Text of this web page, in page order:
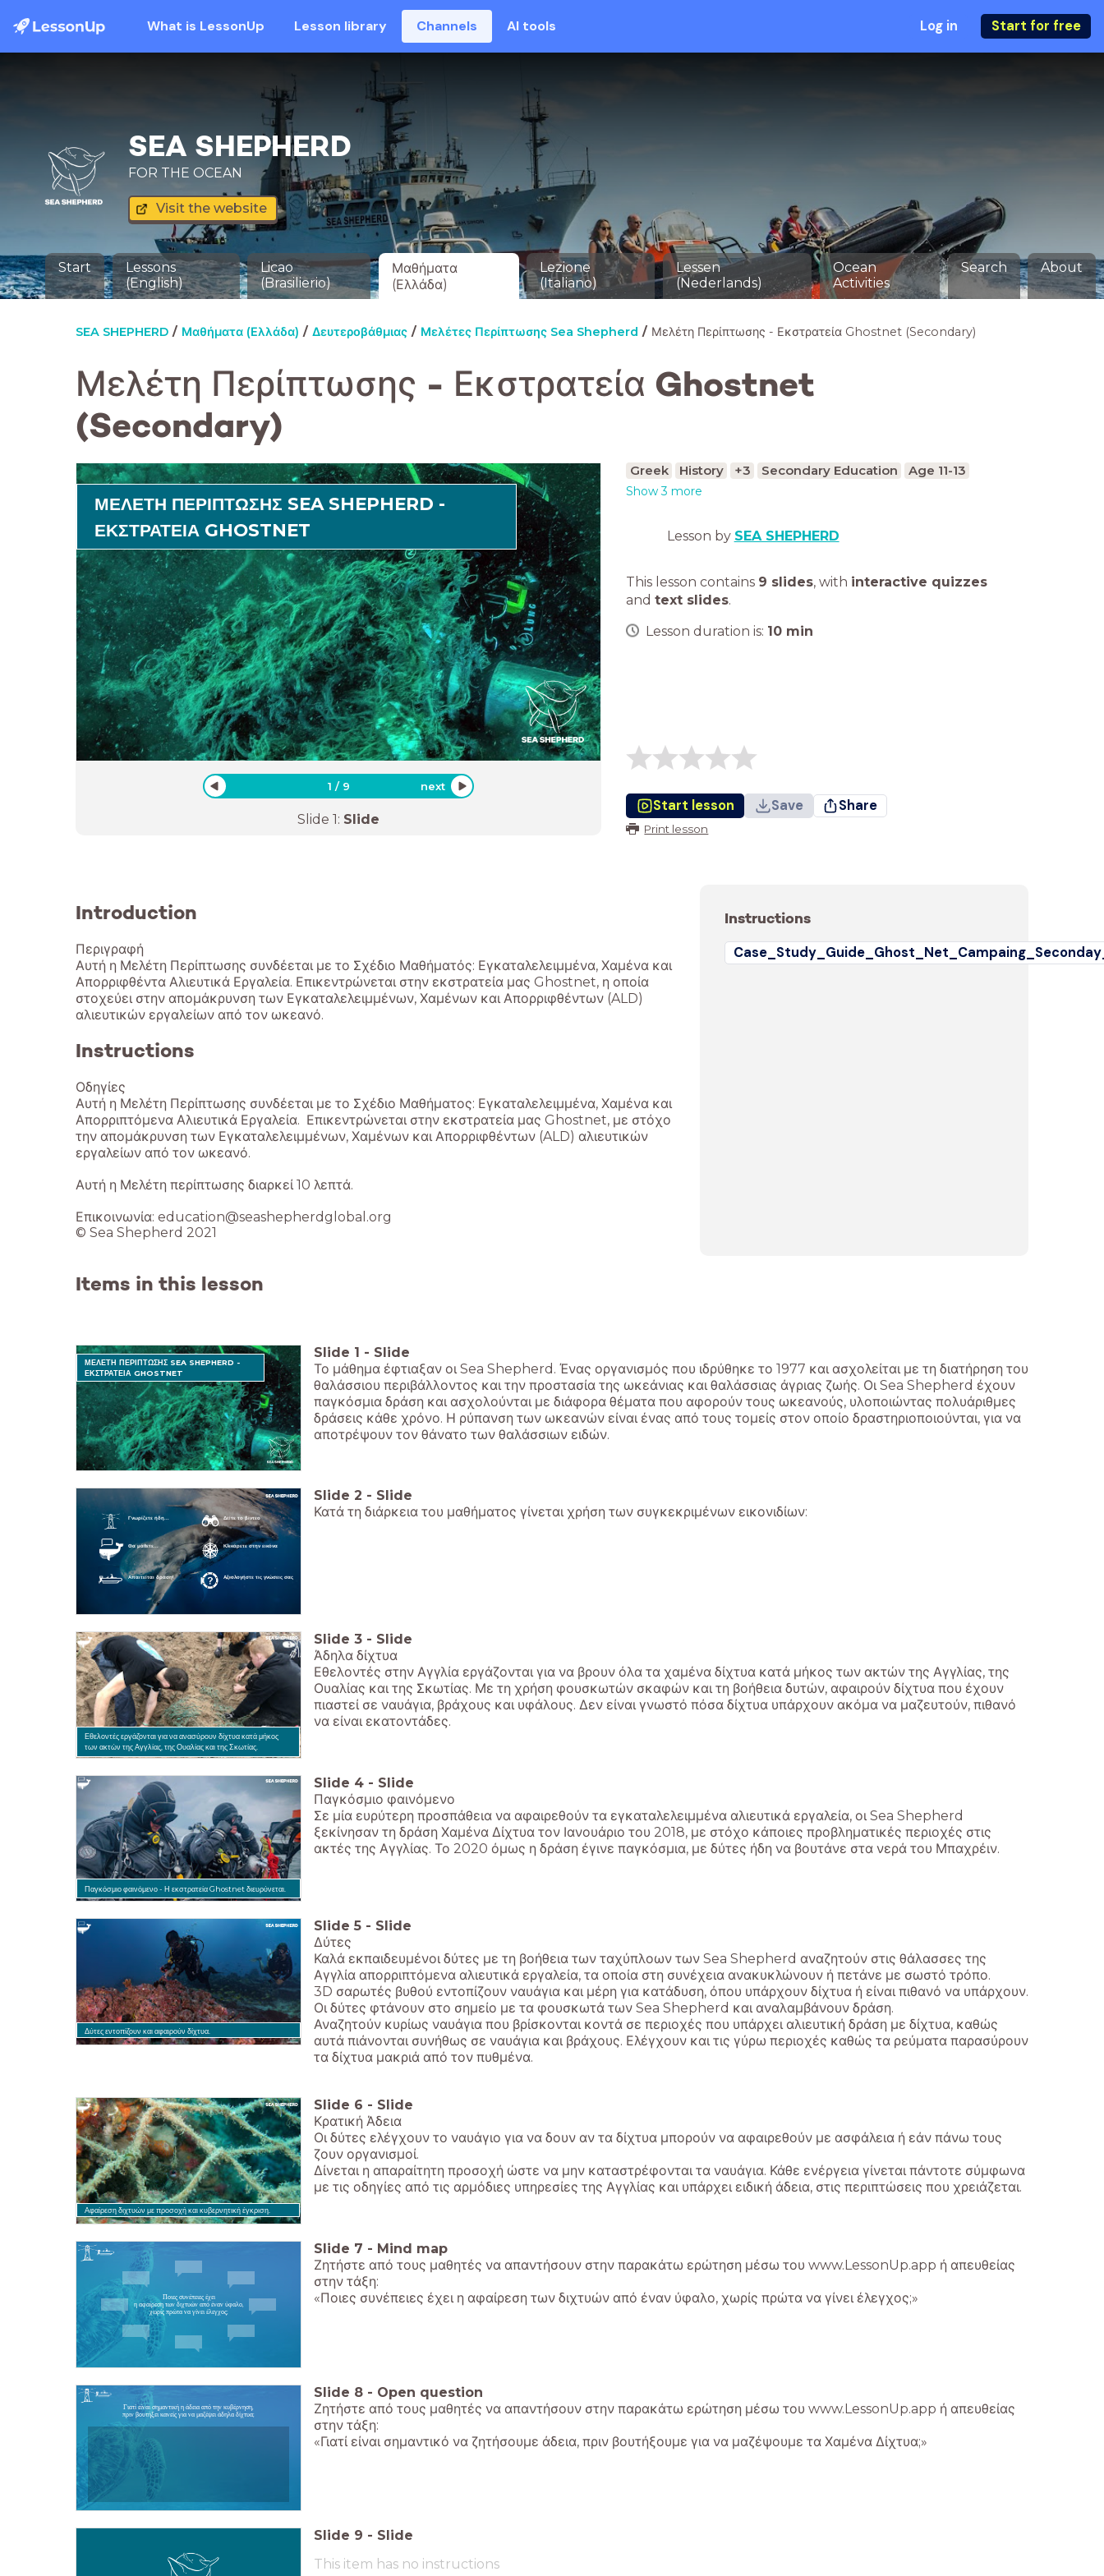
What is LessonUp Lesson library Channels AI tools Log in Start for free
SEA SHEPHERD
FOR THE OCEAN
Visit the website
Start
Lessons
(English)
Licao
(Brasilierio)
Μαθήματα
(Ελλάδα)
Lezione
(Italiano)
Lessen
(Nederlands)
Ocean
Activities
Search About
SEA SHEPHERD Μαθήματα (Ελλάδα) Δευτεροβάθμιας Μελέτες Περίπτωσης Sea Shepherd Μελέτη Περίπτωσης - Εκστρατεία Ghostnet (Secondary)
Μελέτη Περίπτωσης - Εκστρατεία Ghostnet
(Secondary)
ΜΕΛΕΤΗ ΠΕΡΙΠΤΩΣΗΣ SEA SHEPHERD -
ΕΚΣΤΡΑΤΕΙΑ GHOSTNET
1 / 9 next
Slide 1: Slide
Greek History +3 Secondary Education Age 11-13
Show 3 more
Lesson by SEA SHEPHERD
This lesson contains 9 slides, with interactive quizzes
and text slides.
Lesson duration is: 10 min
Start lesson Save Share
Print lesson
Introduction
Περιγραφή
Αυτή η Μελέτη Περίπτωσης συνδέεται με το Σχέδιο Μαθήματός: Εγκαταλελειμμένα, Χαμένα και
Απορριφθέντα Αλιευτικά Εργαλεία. Επικεντρώνεται στην εκστρατεία μας Ghostnet, η οποία
στοχεύει στην απομάκρυνση των Εγκαταλελειμμένων, Χαμένων και Απορριφθέντων (ALD)
Instructions
Οδηγίες
Αυτή η Μελέτη Περίπτωσης συνδέεται με το Σχέδιο Μαθήματος: Εγκαταλελειμμένα, Χαμένα και
Απορριπτόμενα Αλιευτικά Εργαλεία. Επικεντρώνεται στην εκστρατεία μας Ghostnet, με στόχο
την απομάκρυνση των Εγκαταλελειμμένων, Χαμένων και Απορριφθέντων (ALD) αλιευτικών
εργαλείων από τον ωκεανό.
Αυτή η Μελέτη περίπτωσης διαρκεί 10 λεπτά.
Επικοινωνία: education@seashepherdglobal.org
© Sea Shepherd 2021
Instructions
Items in this lesson
ΜΕΛΕΤΗ ΠΕΡΙΠΤΩΣΗΣ SEA SHEPHERD -
ΕΚΣΤΡΑΤΕΙΑ GHOSTNET
Slide 1 - Slide
Το μάθημα έφτιαξαν οι Sea Shepherd. Ένας οργανισμός που ιδρύθηκε το 1977 και ασχολείται με τη διατήρηση του
θαλάσσιου περιβάλλοντος και την προστασία της ωκεάνιας και θαλάσσιας άγριας ζωής. Οι Sea Shepherd έχουν
παγκόσμια δράση και ασχολούνται με διάφορα θέματα που αφορούν τους ωκεανούς, υλοποιώντας πολυάριθμες
δράσεις κάθε χρόνο. Η ρύπανση των ωκεανών είναι ένας από τους τομείς στον οποίο δραστηριοποιούνται, για να
αποτρέψουν τον θάνατο των θαλάσσιων ειδών.
Γνωρίζετε ήδη...
Θα μάθετε...
Απαιτείται δράση! Αξιολογήστε τις γνώσεις σας
Κλικάρετε στην εικόνα
Δείτε το βίντεο
Slide 2 - Slide
Κατά τη διάρκεια του μαθήματος γίνεται χρήση των συγκεκριμένων εικονιδίων:
Εθελοντές εργάζονται για να ανασύρουν δίχτυα κατά μήκος
των ακτών της Αγγλίας, της Ουαλίας και της Σκωτίας.
Slide 3 - Slide
Άδηλα δίχτυα
Εθελοντές στην Αγγλία εργάζονται για να βρουν όλα τα χαμένα δίχτυα κατά μήκος των ακτών της Αγγλίας, της
Ουαλίας και της Σκωτίας. Με τη χρήση φουσκωτών σκαφών και τη βοήθεια δυτών, αφαιρούν δίχτυα που έχουν
πιαστεί σε ναυάγια, βράχους και υφάλους. Δεν είναι γνωστό πόσα δίχτυα υπάρχουν ακόμα να μαζευτούν, πιθανό
να είναι εκατοντάδες.
Παγκόσμιο φαινόμενο - Η εκστρατεία Ghostnet διευρύνεται.
Slide 4 - Slide
Παγκόσμιο φαινόμενο
Σε μία ευρύτερη προσπάθεια να αφαιρεθούν τα εγκαταλελειμμένα αλιευτικά εργαλεία, οι Sea Shepherd
ξεκίνησαν τη δράση Χαμένα Δίχτυα τον Ιανουάριο του 2018, με στόχο κάποιες προβληματικές περιοχές στις
ακτές της Αγγλίας. Το 2020 όμως η δράση έγινε παγκόσμια, με δύτες ήδη να βουτάνε στα νερά του Μπαχρέιν.
Δύτες εντοπίζουν και αφαιρούν δίχτυα.
Slide 5 - Slide
Δύτες
Καλά εκπαιδευμένοι δύτες με τη βοήθεια των ταχύπλοων των Sea Shepherd αναζητούν στις θάλασσες της
Αγγλία απορριπτόμενα αλιευτικά εργαλεία, τα οποία στη συνέχεια ανακυκλώνουν ή πετάνε με σωστό τρόπο.
3D σαρωτές βυθού εντοπίζουν ναυάγια και μέρη για κατάδυση, όπου υπάρχουν δίχτυα ή είναι πιθανό να υπάρχουν.
Οι δύτες φτάνουν στο σημείο με τα φουσκωτά των Sea Shepherd και αναλαμβάνουν δράση.
Αναζητούν κυρίως ναυάγια που βρίσκονται κοντά σε περιοχές που υπάρχει αλιευτική δράση με δίχτυα, καθώς
αυτά πιάνονται συνήθως σε ναυάγια και βράχους. Ελέγχουν και τις γύρω περιοχές καθώς τα ρεύματα παρασύρουν
τα δίχτυα μακριά από τον πυθμένα.
Αφαίρεση διχτυών με προσοχή και κυβερνητική έγκριση.
Slide 6 - Slide
Κρατική Άδεια
Οι δύτες ελέγχουν το ναυάγιο για να δουν αν τα δίχτυα μπορούν να αφαιρεθούν με ασφάλεια ή εάν πάνω τους
ζουν οργανισμοί.
Δίνεται η απαραίτητη προσοχή ώστε να μην καταστρέφονται τα ναυάγια. Κάθε ενέργεια γίνεται πάντοτε σύμφωνα
με τις οδηγίες από τις αρμόδιες υπηρεσίες της Αγγλίας και υπάρχει ειδική άδεια, στις περιπτώσεις που χρειάζεται.
Ποιες συνέπειες έχει
η αφαίρεση των διχτυών από έναν ύφαλο,
χωρίς πρώτα να γίνει έλεγχος;
Slide 7 - Mind map
Ζητήστε από τους μαθητές να απαντήσουν στην παρακάτω ερώτηση μέσω του www.LessonUp.app ή απευθείας
στην τάξη:
«Ποιες συνέπειες έχει η αφαίρεση των διχτυών από έναν ύφαλο, χωρίς πρώτα να γίνει έλεγχος;»
Γιατί είναι σημαντική η άδεια από την κυβέρνηση,
πριν βουτήξει κανείς για να μαζέψει άδηλα δίχτυα;
Slide 8 - Open question
Ζητήστε από τους μαθητές να απαντήσουν στην παρακάτω ερώτηση μέσω του www.LessonUp.app ή απευθείας
στην τάξη:
«Γιατί είναι σημαντικό να ζητήσουμε άδεια, πριν βουτήξουμε για να μαζέψουμε τα Χαμένα Δίχτυα;»
Slide 9 - Slide
This item has no instructions